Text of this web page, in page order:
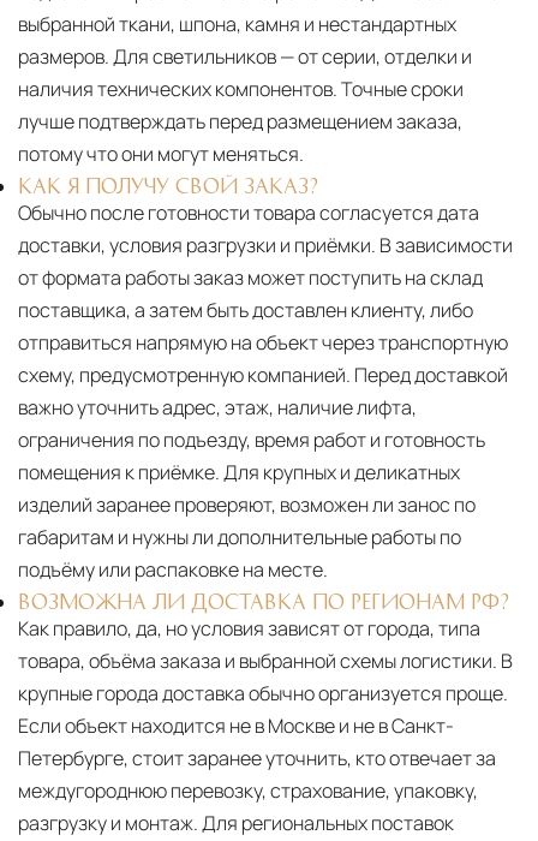
выбранной ткани, шпона, камня и нестандартных
размеров. Для светильников — от серии, отделки и
наличия технических компонентов. Точные сроки
лучше подтверждать перед размещением заказа,
потому что они могут меняться.
КАК Я ПОЛУЧУ СВОЙ ЗАКАЗ?
Обычно после готовности товара согласуется дата
доставки, условия разгрузки и приёмки. В зависимости
от формата работы заказ может поступить на склад
поставщика, а затем быть доставлен клиенту, либо
отправиться напрямую на объект через транспортную
схему, предусмотренную компанией. Перед доставкой
важно уточнить адрес, этаж, наличие лифта,
ограничения по подъезду, время работ и готовность
помещения к приёмке. Для крупных и деликатных
изделий заранее проверяют, возможен ли занос по
габаритам и нужны ли дополнительные работы по
подъёму или распаковке на месте.
ВОЗМОЖНА ЛИ ДОСТАВКА ПО РЕГИОНАМ РФ?
Как правило, да, но условия зависят от города, типа
товара, объёма заказа и выбранной схемы логистики. В
крупные города доставка обычно организуется проще.
Если объект находится не в Москве и не в Санкт-
Петербурге, стоит заранее уточнить, кто отвечает за
междугороднюю перевозку, страхование, упаковку,
разгрузку и монтаж. Для региональных поставок